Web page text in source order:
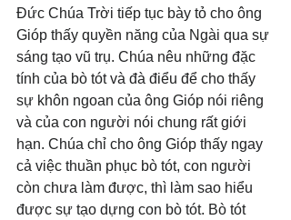
Đức Chúa Trời tiếp tục bày tỏ cho ông
Gióp thấy quyền năng của Ngài qua sự
sáng tạo vũ trụ. Chúa nêu những đặc
tính của bò tót và đà điểu để cho thấy
sự khôn ngoan của ông Gióp nói riêng
và của con người nói chung rất giới
hạn. Chúa chỉ cho ông Gióp thấy ngay
cả việc thuần phục bò tót, con người
còn chưa làm được, thì làm sao hiểu
được sự tạo dựng con bò tót. Bò tót